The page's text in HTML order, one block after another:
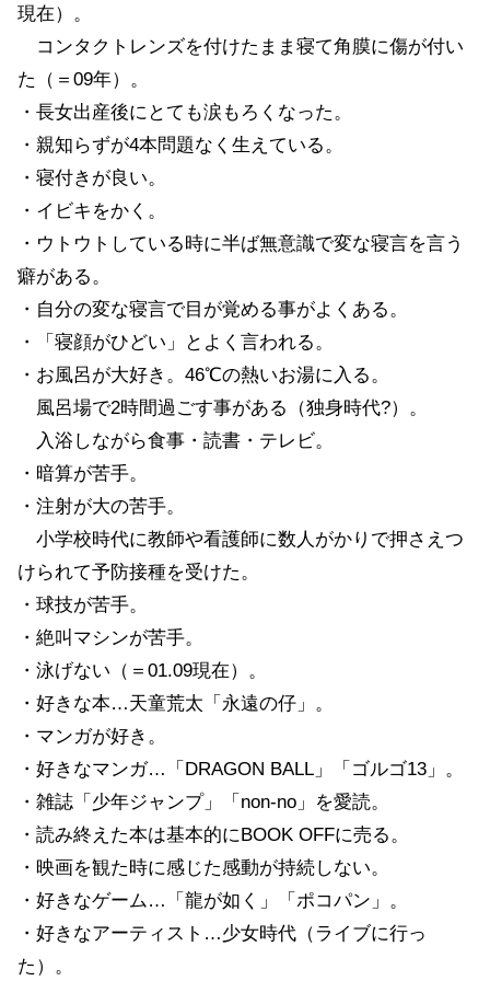
現在）。
コンタクトレンズを付けたまま寝て角膜に傷が付い
た（＝09年）。
・長女出産後にとても涙もろくなった。
・親知らずが4本問題なく生えている。
・寝付きが良い。
・イビキをかく。
・ウトウトしている時に半ば無意識で変な寝言を言う
癖がある。
・自分の変な寝言で目が覚める事がよくある。
・「寝顔がひどい」とよく言われる。
・お風呂が大好き。46℃の熱いお湯に入る。
風呂場で2時間過ごす事がある（独身時代?）。
入浴しながら食事・読書・テレビ。
・暗算が苦手。
・注射が大の苦手。
小学校時代に教師や看護師に数人がかりで押さえつ
けられて予防接種を受けた。
・球技が苦手。
・絶叫マシンが苦手。
・泳げない（＝01.09現在）。
・好きな本…天童荒太「永遠の仔」。
・マンガが好き。
・好きなマンガ…「DRAGON BALL」「ゴルゴ13」。
・雑誌「少年ジャンプ」「non-no」を愛読。
・読み終えた本は基本的にBOOK OFFに売る。
・映画を観た時に感じた感動が持続しない。
・好きなゲーム…「龍が如く」「ポコパン」。
・好きなアーティスト…少女時代（ライブに行っ
た）。